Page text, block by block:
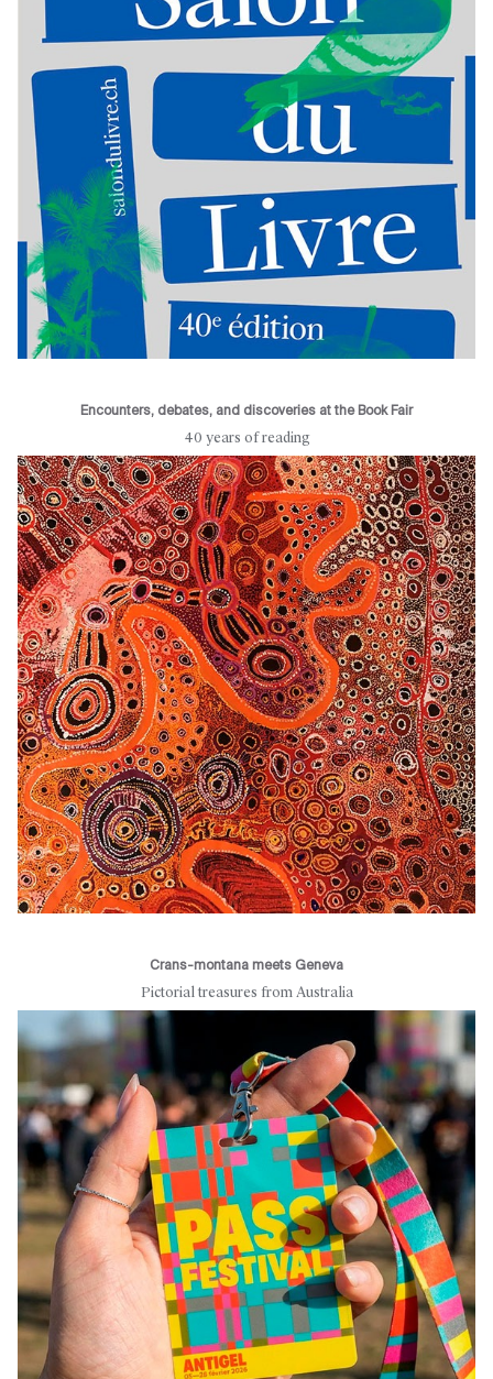
Encounters, debates, and discoveries at the Book Fair
40 years of reading
Crans-montana meets Geneva
Pictorial treasures from Australia